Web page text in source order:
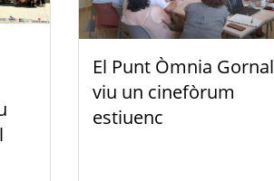
El Punt Òmnia Gornal
viu un cinefòrum
estiuenc